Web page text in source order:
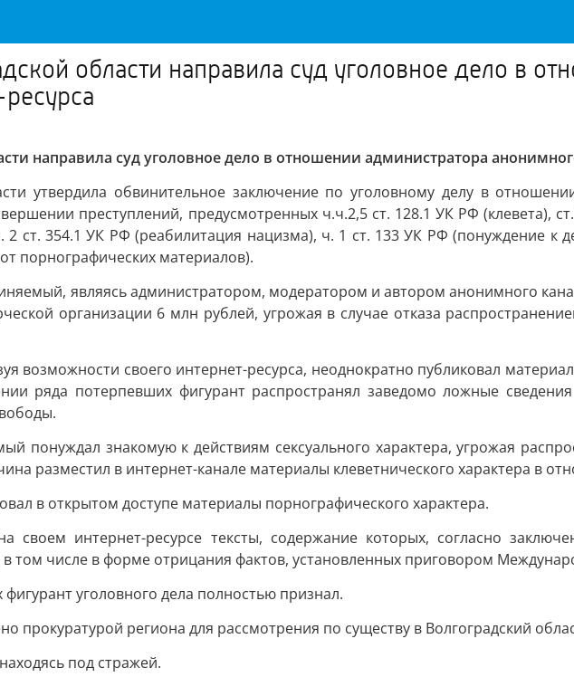
области направила суд уголовное дело в
направила суд уголовное дело в отношении администратора
утвердила обвинительное заключение по уголовному делу в
преступлений, предусмотренных ч.ч.2,5 ст. 128.1 УК РФ (клевета),
2 ст. 354.1 УК РФ (реабилитация нацизма), ч. 1 ст. 133 УК РФ (понуждение к
порнографических материалов).
являясь администратором, модератором и автором анонимного
организации 6 млн рублей, угрожая в случае отказа
возможности своего интернет-ресурса, неоднократно публиковал
ряда потерпевших фигурант распространял заведомо ложные
понуждал знакомую к действиям сексуального характера, угрожая
разместил в интернет-канале материалы клеветнического характера в
в открытом доступе материалы порнографического характера.
своем интернет-ресурсе тексты, содержание которых, согласно
том числе в форме отрицания фактов, установленных приговором
уголовного дела полностью признал.
прокуратурой региона для рассмотрения по существу в Волгоградский
под стражей.